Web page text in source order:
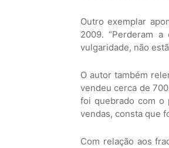
Outro exemplar
2009. “Perderam
vulgaridade, não
O autor também
vendeu cerca de
foi quebrado com o
vendas, consta que
Com relação aos